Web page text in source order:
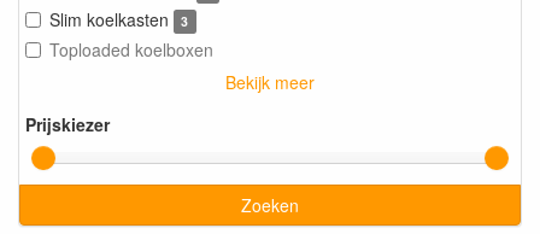
Slim koelkasten 3
Toploaded koelboxen
Bekijk meer
Prijskiezer
Zoeken